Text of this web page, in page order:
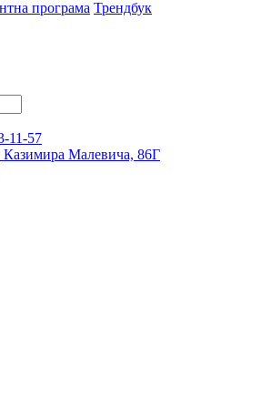
програма Трендбук
11-57
Казимира Малевича, 86Г